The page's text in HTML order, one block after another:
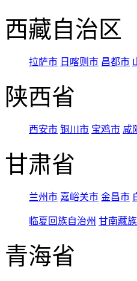
西藏自治区
拉萨市 日喀则市 昌都市
陕西省
西安市 铜川市 宝鸡市 咸
甘肃省
兰州市 嘉峪关市 金昌市
临夏回族自治州 甘南藏
青海省